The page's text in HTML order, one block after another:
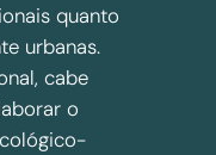
quanto
urbanas.
cabe
o